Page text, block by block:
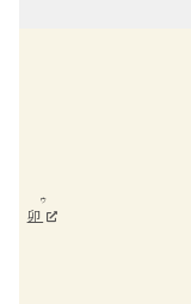
卯
ウ